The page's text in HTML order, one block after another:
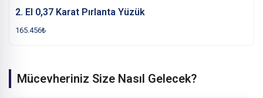
2. El 0,37 Karat Pırlanta Yüzük
165.456₺
Mücevheriniz Size Nasıl Gelecek?